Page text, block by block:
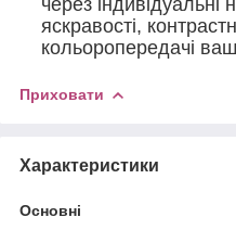
яскравості,
кольоропередачі
Приховати
Характеристики
Основні